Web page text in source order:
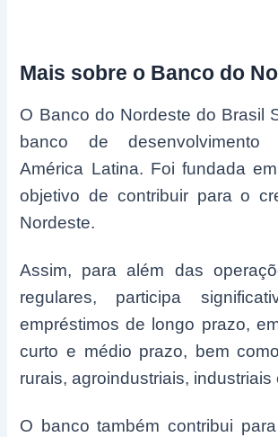
Mais sobre o Banco do
O Banco do Nordeste do Brasil
banco de desenvolvimento
América Latina. Foi fundada
objetivo de contribuir para o
Nordeste.
Assim, para além das
regulares, participa
empréstimos de longo prazo,
curto e médio prazo, bem
rurais, agroindustriais, industriais
O banco também contribui